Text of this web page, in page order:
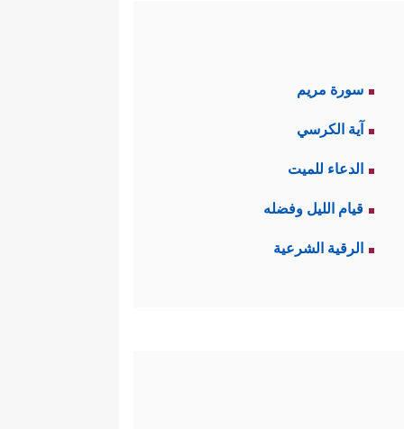
سورة مريم
آية الكرسي
الدعاء للميت
قيام الليل وفضله
الرقية الشرعية